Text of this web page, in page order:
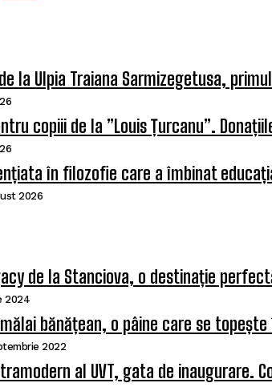
la Ulpia Traiana Sarmizegetusa,
copiii de la ”Louis Țurcanu”.
în filozofie care a îmbinat
2026
de la Stanciova, o destinație
2024
bănățean, o pâine care se
2022
al UVT, gata de